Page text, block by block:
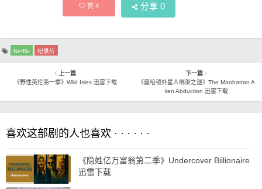
赞4 分享 0
Netflix 纪录片
上一篇
《野性英伦第一季》Wild Isles 迅雷下载
下一篇
《曼哈顿外星人绑架之谜》The Manhattan A
lien Abduction 迅雷下载
喜欢这部剧的人也喜欢 · · · · · ·
《隐姓亿万富翁第二季》Undercover Billionaire
迅雷下载